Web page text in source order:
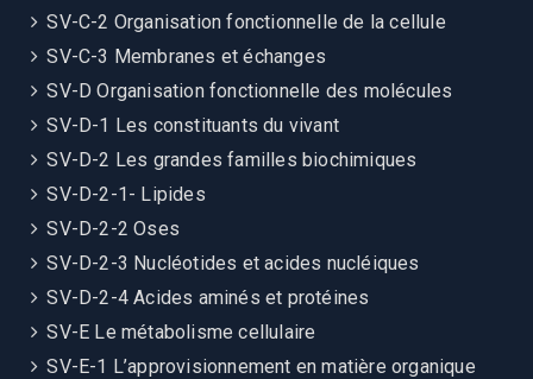
SV-C-2 Organisation fonctionnelle de la cellule
SV-C-3 Membranes et échanges
SV-D Organisation fonctionnelle des molécules
SV-D-1 Les constituants du vivant
SV-D-2 Les grandes familles biochimiques
SV-D-2-1- Lipides
SV-D-2-2 Oses
SV-D-2-3 Nucléotides et acides nucléiques
SV-D-2-4 Acides aminés et protéines
SV-E Le métabolisme cellulaire
SV-E-1 L’approvisionnement en matière organique